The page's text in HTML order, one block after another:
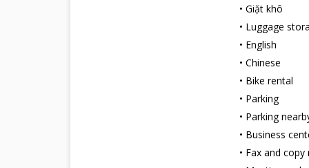
la đà theo
thao khám
Ngũ Hành Sơn
Ngũ Hành
bạn sẽ cảm
• Giặt khô
• Luggage
• English
• Chinese
• Bike rental
• Parking
• Parking
• Business
• Fax and copy